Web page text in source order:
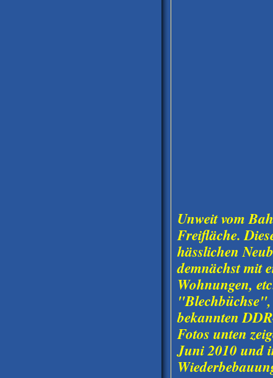
Unweit vom
Freifläche.
hässlichen
demnächst mit
Wohnungen,
"Blechbüchse",
bekannten
Fotos unten
Juni 2010 und